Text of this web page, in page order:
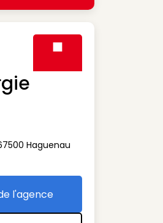
Haguenau
les offres de l'agence
l'agence